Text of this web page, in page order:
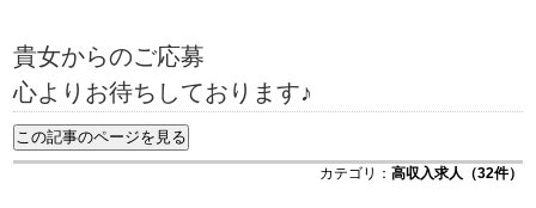
貴女からのご応募
心よりお待ちしております♪
カテゴリ： 高収入求人（32件）